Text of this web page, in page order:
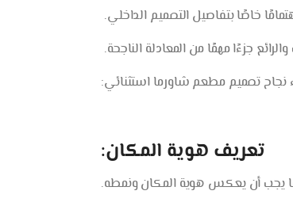
خاصًا بتفاصيل التصميم الداخلي.
جزءًا مهمًا من المعادلة الناجحة.
نجاح تصميم مطعم شاورما استثنائي:
تعريف هوية المكان:
يجب أن يعكس هوية المكان ونمطه.